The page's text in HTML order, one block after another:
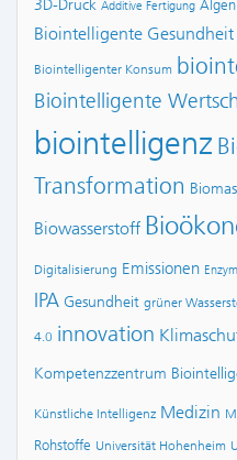
3D-Druck Additive Fertigung Algen
Biointelligente Gesundheit
Biointelligenter Konsum
Biointelligente
biointelligenz
Transformation
Biowasserstoff
Digitalisierung Emissionen
IPA Gesundheit grüner
4.0 innovation
Kompetenzzentrum
Künstliche Intelligenz Medizin
Rohstoffe Universität Hohenheim